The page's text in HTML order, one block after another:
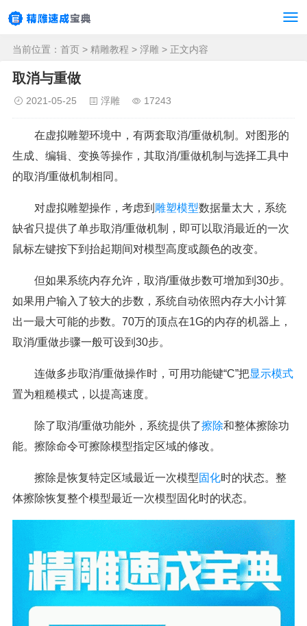
当前位置： 首页 > 精雕教程 > 浮雕 > 正文内容
取消与重做
2021-05-25 浮雕 17243
在虚拟雕塑环境中，有两套取消/重做机制。对图形的
生成、编辑、变换等操作，其取消/重做机制与选择工具中
的取消/重做机制相同。
对虚拟雕塑操作，考虑到 雕塑模型数据量太大，系统
缺省只提供了单步取消/重做机制，即可以取消最近的一次
鼠标左键按下到抬起期间对模型高度或颜色的改变。
但如果系统内存允许，取消/重做步数可增加到30步。
如果用户输入了较大的步数，系统自动依照内存大小计算
出一最大可能的步数。70万的顶点在1G的内存的机器上，
取消/重做步骤一般可设到30步。
连做多步取消/重做操作时，可用功能键“C”把显示模式
置为粗糙模式，以提高速度。
除了取消/重做功能外，系统提供了擦除和整体擦除功
能。擦除命令可擦除模型指定区域的修改。
擦除是恢复特定区域最近一次模型固化时的状态。整
体擦除恢复整个模型最近一次模型固化时的状态。